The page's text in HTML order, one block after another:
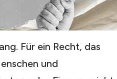
Für ein Recht, das
und